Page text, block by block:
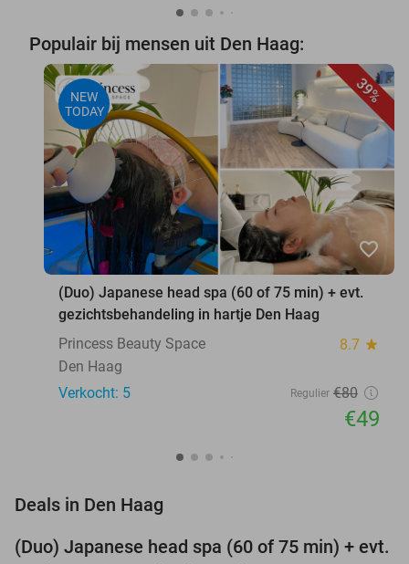
Populair bij mensen uit Den Haag:
39%
NEW
TODAY
favorite_border
(Duo) Japanese head spa (60 of 75 min) + evt.
gezichtsbehandeling in hartje Den Haag
Princess Beauty Space
8.7 star
Den Haag
Verkocht: 5
Regulier €80
€49
Deals in Den Haag
39%
NEW
(Duo) Japanese head spa (60 of 75 min) + evt.